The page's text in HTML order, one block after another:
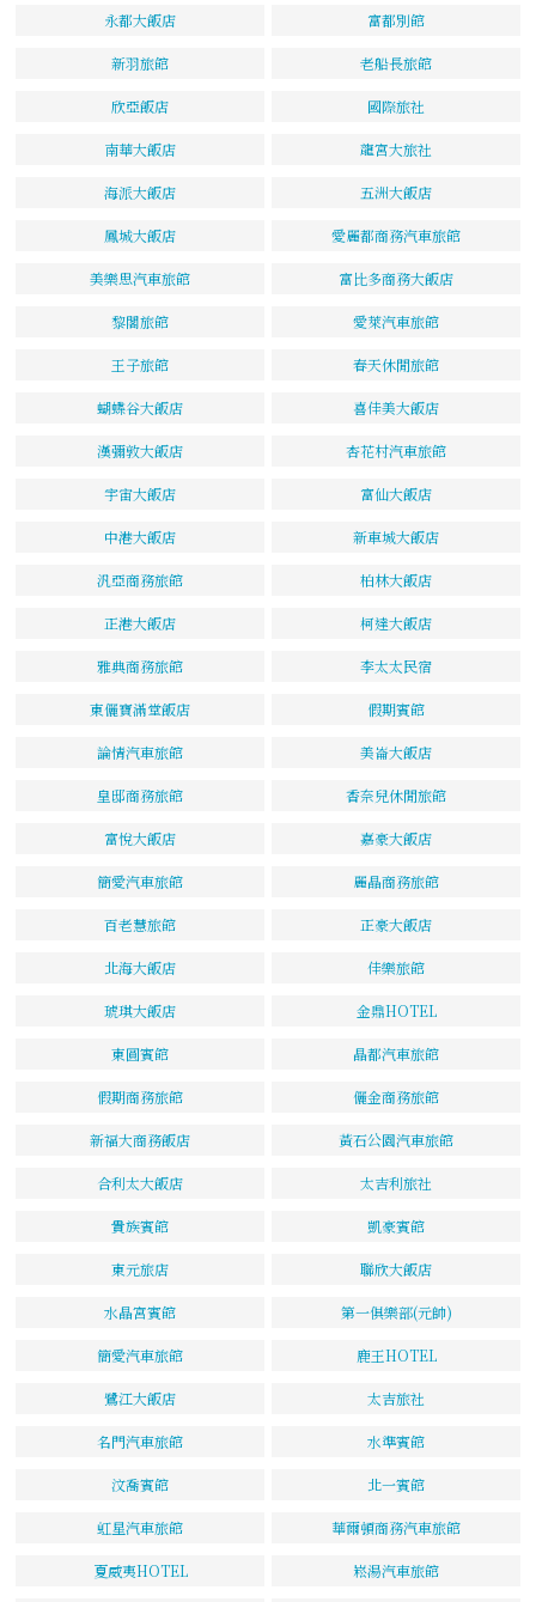
永都大飯店 富都別館
新羽旅館 老船長旅館
欣亞飯店 國際旅社
南華大飯店 龍宮大旅社
海派大飯店 五洲大飯店
鳳城大飯店 愛麗都商務汽車旅館
美樂思汽車旅館 富比多商務大飯店
黎閣旅館 愛萊汽車旅館
王子旅館 春天休閒旅館
蝴蝶谷大飯店 喜佳美大飯店
漢彌敦大飯店 杏花村汽車旅館
宇宙大飯店 富仙大飯店
中港大飯店 新車城大飯店
汎亞商務旅館 柏林大飯店
正港大飯店 柯達大飯店
雅典商務旅館 李太太民宿
東儷寶滿堂飯店 假期賓館
論情汽車旅館 美崙大飯店
皇邸商務旅館 香奈兒休閒旅館
富悅大飯店 嘉豪大飯店
簡愛汽車旅館 麗晶商務旅館
百老慧旅館 正豪大飯店
北海大飯店 佳樂旅館
琥琪大飯店 金鼎HOTEL
東圓賓館 晶都汽車旅館
假期商務旅館 儷金商務旅館
新福大商務飯店 黃石公園汽車旅館
合利太大飯店 太吉利旅社
貴族賓館 凱豪賓館
東元旅店 聯欣大飯店
水晶宮賓館 第一俱樂部(元帥)
簡愛汽車旅館 鹿王HOTEL
鷺江大飯店 太吉旅社
名門汽車旅館 水準賓館
汶喬賓館 北一賓館
虹星汽車旅館 華爾頓商務汽車旅館
夏威夷HOTEL 崧湯汽車旅館